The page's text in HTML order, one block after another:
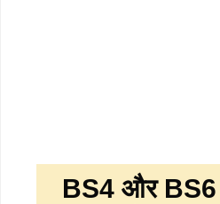
BS4 और